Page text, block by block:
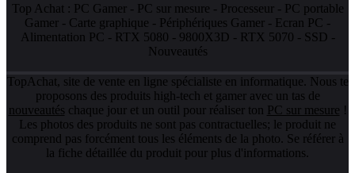
Top Achat : PC Gamer- PC sur mesure - Processeur- PC portable
Gamer - Carte graphique - Périphériques Gamer - Ecran PC -
Alimentation PC - RTX 5080 - 9800X3D - RTX 5070 - SSD -
Nouveautés
TopAchat, site de vente en ligne spécialiste en informatique. Nous te
proposons des produits high-tech et gamer avec un tas de
nouveautés chaque jour et un outil pour réaliser ton PC sur mesure !
Les photos des produits ne sont pas contractuelles; le produit ne
comprend pas forcément tous les éléments de la photo. Se référer à
la fiche détaillée du produit pour plus d'informations.